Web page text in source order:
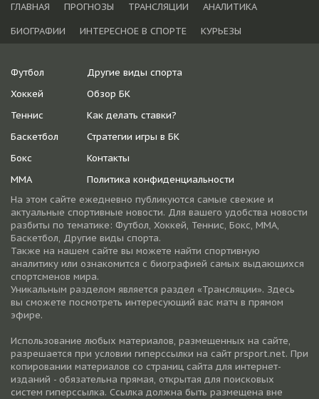
ГЛАВНАЯ ПРОГНОЗЫ ТРАНСЛЯЦИИ
АНАЛИТИКА
БИОГРАФИИ
ИНТЕРЕСНОЕ В СПОРТЕ КУРЬЕЗЫ
Футбол
Хоккей
Теннис
Баскетбол
Бокс
ММА
Другие виды спорта
Обзор БК
Как делать ставки?
Стратегии игры в БК
Контакты
Политика конфиденциальности
На этом сайте ежедневно публикуются самые свежие и
актуальные спортивные новости. Для вашего удобства новости
разбиты по тематике: Футбол, Хоккей, Теннис, Бокс, ММА,
Баскетбол, Другие виды спорта.
Также на нашем сайте вы можете найти спортивную
аналитику или ознакомится с биографией самых выдающихся
спортсменов мира.
Уникальным разделом является раздел «Трансляции». Здесь
вы сможете посмотреть интересующий вас матч в прямом
эфире.
Использование любых материалов, размещенных на сайте,
разрешается при условии гиперссылки на cайт prsport.net. При
копировании материалов со страниц сайта для интернет-
изданий - обязательна прямая, открытая для поисковых
систем гиперссылка. Ссылка должна быть размещена вне